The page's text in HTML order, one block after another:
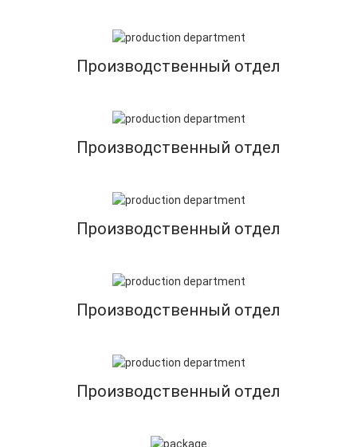
Производственный отдел
Производственный отдел
Производственный отдел
Производственный отдел
Производственный отдел